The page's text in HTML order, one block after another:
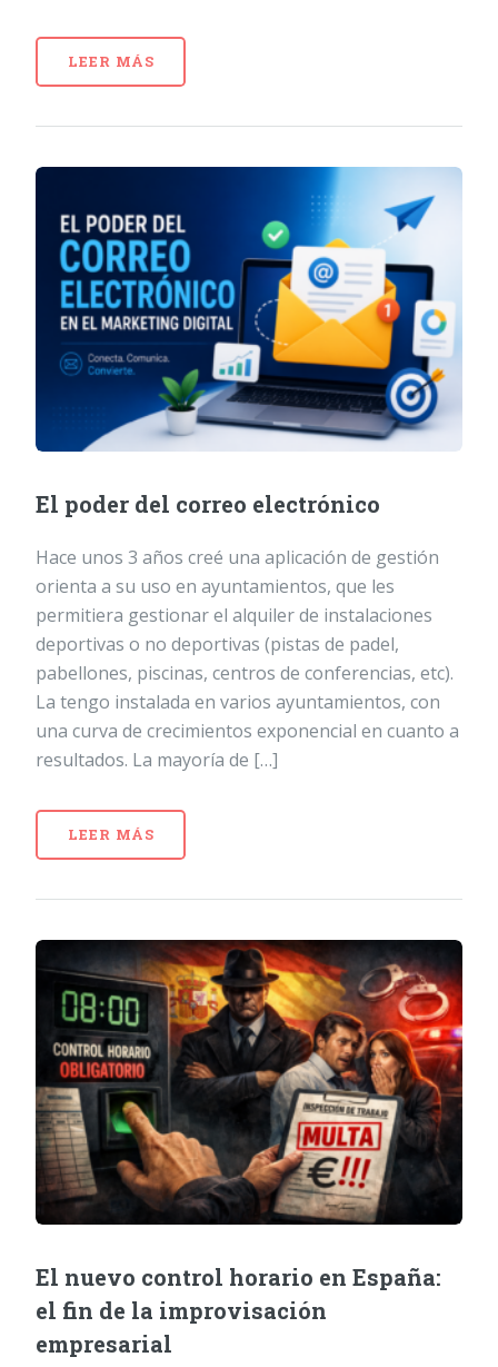
LEER MÁS
El poder del correo electrónico
Hace unos 3 años creé una aplicación de gestión
orienta a su uso en ayuntamientos, que les
permitiera gestionar el alquiler de instalaciones
deportivas o no deportivas (pistas de padel,
pabellones, piscinas, centros de conferencias, etc).
La tengo instalada en varios ayuntamientos, con
una curva de crecimientos exponencial en cuanto a
resultados. La mayoría de […]
LEER MÁS
El nuevo control horario en España:
el fin de la improvisación
empresarial